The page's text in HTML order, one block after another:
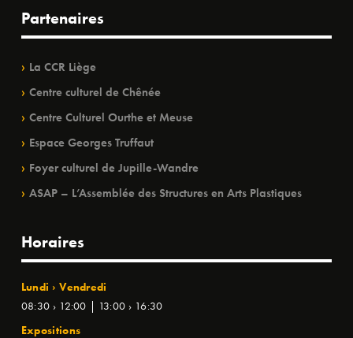
Partenaires
La CCR Liège
Centre culturel de Chênée
Centre Culturel Ourthe et Meuse
Espace Georges Truffaut
Foyer culturel de Jupille-Wandre
ASAP – L’Assemblée des Structures en Arts Plastiques
Horaires
Lundi › Vendredi
08:30 › 12:00 | 13:00 › 16:30
Expositions